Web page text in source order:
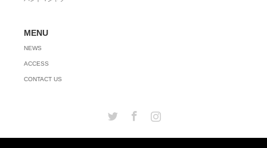
MENU
NEWS
ACCESS
CONTACT US
Twitter Facebook